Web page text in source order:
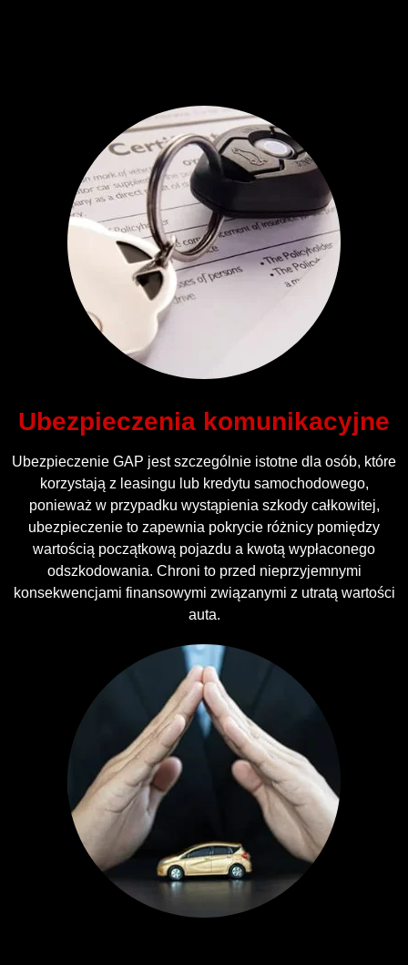
Ubezpieczenia komunikacyjne
Ubezpieczenie GAP jest szczególnie istotne dla osób, które
korzystają z leasingu lub kredytu samochodowego,
ponieważ w przypadku wystąpienia szkody całkowitej,
ubezpieczenie to zapewnia pokrycie różnicy pomiędzy
wartością początkową pojazdu a kwotą wypłaconego
odszkodowania. Chroni to przed nieprzyjemnymi
konsekwencjami finansowymi związanymi z utratą wartości
auta.